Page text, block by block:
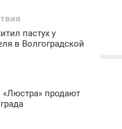
пастух у
в Волгоградской
продают